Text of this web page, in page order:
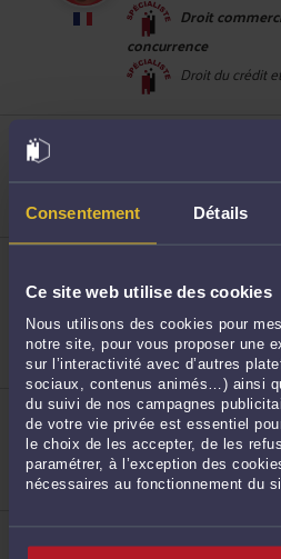
Consentement Détails
Ce site web utilise des cookies
Nous utilisons des cookies pour
notre site, pour vous proposer une
sur l’interactivité avec d’autres
sociaux, contenus animés…) ainsi
du suivi de nos campagnes
de votre vie privée est essentiel
le choix de les accepter, de les
paramétrer, à l’exception des
nécessaires au fonctionnement du
88
89
Droit
concurrence
Droit du crédit
90
45 rue Jean
Droit rural
Droit des garanties,
d'exécution
Droit commercial,
Droit de la famille,
patrimoine
ME PIERRE
46 rue Louis Eudier
Droit des sociétés
Droit du travail
ME JOËL CISTERNE
51 boulevard de la